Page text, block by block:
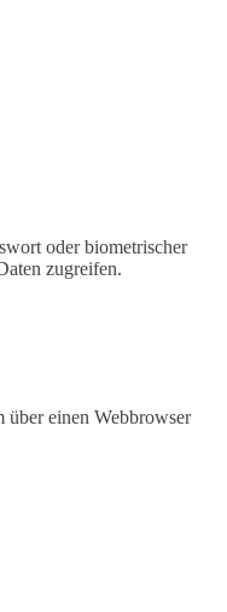
oder biometrischer
zugreifen.
über einen Webbrowser